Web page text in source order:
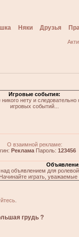
Няки Друзья
Игровые события:
никого нету и следовательно
игровых событий...
О взаимной рекламе:
РекламаПароль: 123456
объявлением для
Начинайте играть,
.
грудь ?